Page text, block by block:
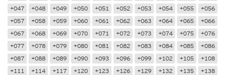
+047
+048 +049 +050 +051 +052 +053 +054 +055
+056
+057
+058 +059 +060 +061 +062 +063 +064 +065
+066
+067
+068 +069 +070 +071 +072 +073 +074 +075
+076
+077
+078 +079 +080 +081 +082 +083 +084 +085
+086
+087
+088 +089 +090 +093 +096 +099 +102 +105
+108
+111
+114 +117 +120 +123 +126 +129 +132 +135
+138